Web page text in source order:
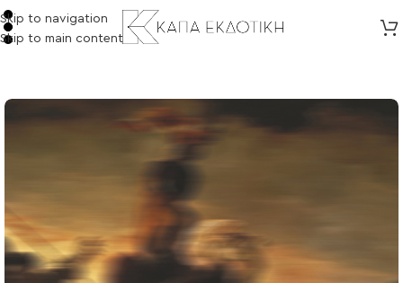
Skip to navigation
Skip to main content